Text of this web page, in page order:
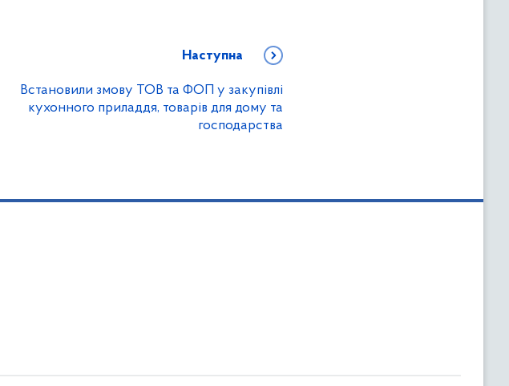
Наступна
Встановили змову ТОВ та ФОП у закупівлі
кухонного приладдя, товарів для дому та
господарства